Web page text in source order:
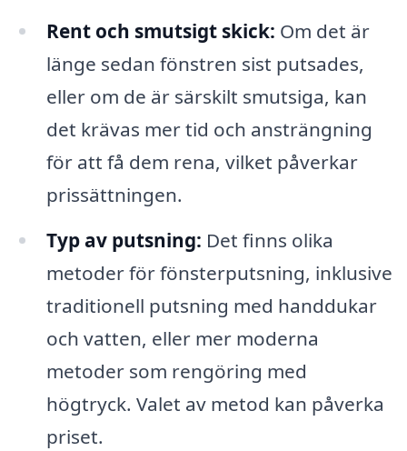
Rent och smutsigt skick: Om det är
länge sedan fönstren sist putsades,
eller om de är särskilt smutsiga, kan
det krävas mer tid och ansträngning
för att få dem rena, vilket påverkar
prissättningen.
Typ av putsning: Det finns olika
metoder för fönsterputsning, inklusive
traditionell putsning med handdukar
och vatten, eller mer moderna
metoder som rengöring med
högtryck. Valet av metod kan påverka
priset.